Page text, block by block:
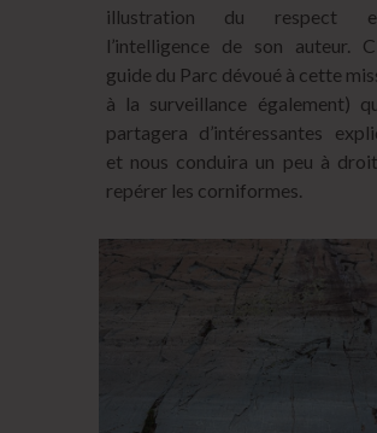
illustration du respect
l’intelligence de son auteur.
guide du Parc dévoué à cette
à la surveillance également)
partagera d’intéressantes
et nous conduira un peu à
repérer les corniformes.